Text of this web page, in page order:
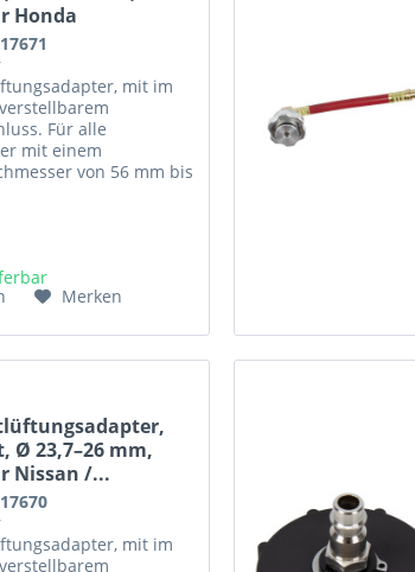
Honda
mit im
Für alle
mit einem
von 56 mm bis
Merken
Ø 23,7–26 mm,
Nissan /...
mit im